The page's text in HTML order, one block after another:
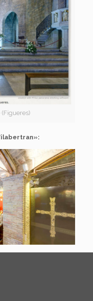
(Figueres)